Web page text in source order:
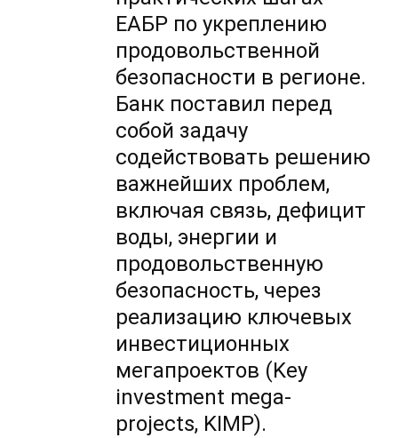
ЕАБР по укреплению
продовольственной
безопасности в регионе.
Банк поставил перед
собой задачу
содействовать решению
важнейших проблем,
включая связь, дефицит
воды, энергии и
продовольственную
безопасность, через
реализацию ключевых
инвестиционных
мегапроектов (Key
investment mega-
projects, KIMP).